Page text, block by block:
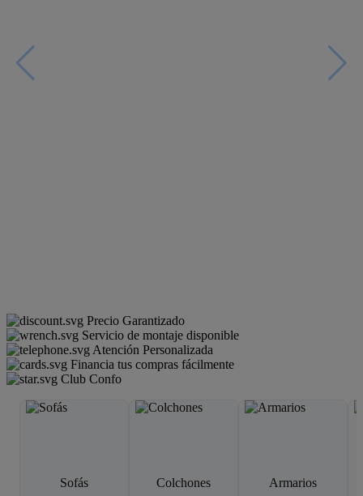
Precio Garantizado
Servicio de montaje disponible
Atención Personalizada
Financia tus compras fácilmente
Club Confo
Sofás Colchones Armarios